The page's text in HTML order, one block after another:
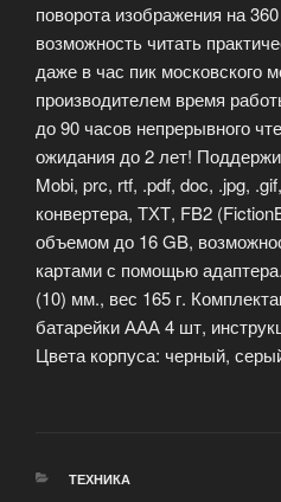
поворота изображения на
возможность читать
даже в час пик московского
производителем время
до 90 часов непрерывного
ожидания до 2 лет!
Mobi, prc, rtf, .pdf, doc, .jpg,
конвертера, ТХТ, FB2
объемом до 16 GB,
картами с помощью
(10) мм., вес 165 г.
батарейки ААА 4 шт,
Цвета корпуса: черный,
РУБРИКИ
ТЕХНИКА